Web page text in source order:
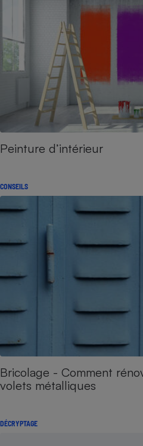
Peinture d’intérieur
CONSEILS
Bricolage - Comment
volets métalliques
DÉCRYPTAGE